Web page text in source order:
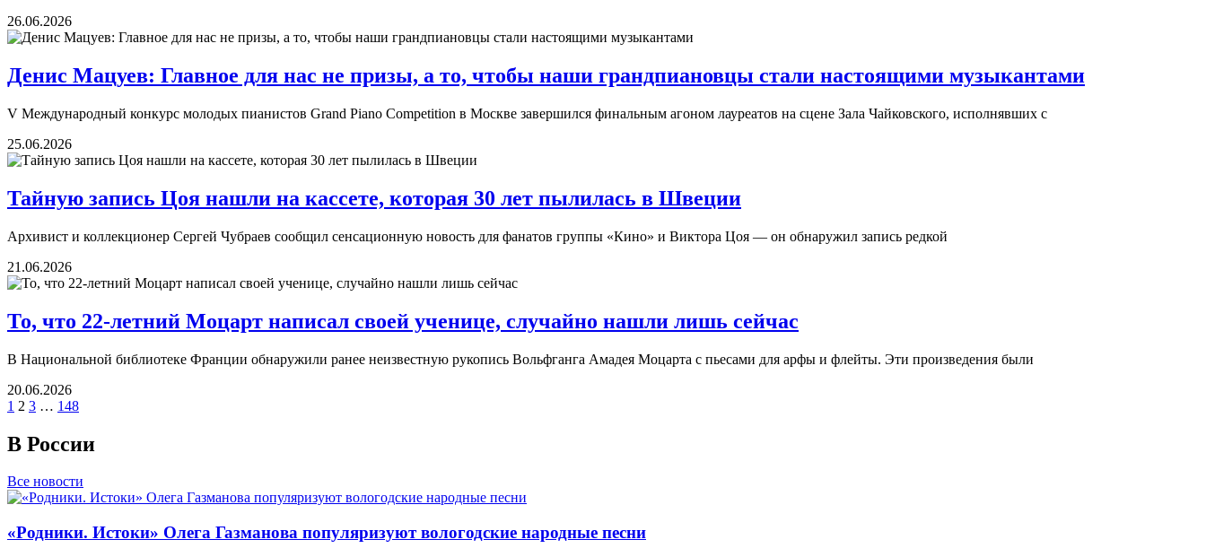
26.06.2026
Денис Мацуев: Главное для нас не призы, а то, чтобы наши грандпиановцы стали настоящими музыкантами
V Международный конкурс молодых пианистов Grand Piano Competition в Москве завершился финальным агоном лауреатов на сцене Зала Чайковского, исполнявших с
25.06.2026
Тайную запись Цоя нашли на кассете, которая 30 лет пылилась в Швеции
Архивист и коллекционер Сергей Чубраев сообщил сенсационную новость для фанатов группы «Кино» и Виктора Цоя — он обнаружил запись редкой
21.06.2026
То, что 22-летний Моцарт написал своей ученице, случайно нашли лишь сейчас
В Национальной библиотеке Франции обнаружили ранее неизвестную рукопись Вольфганга Амадея Моцарта с пьесами для арфы и флейты. Эти произведения были
20.06.2026
1 2 3 … 148
В России
Все новости
«Родники. Истоки» Олега Газманова популяризуют вологодские народные песни